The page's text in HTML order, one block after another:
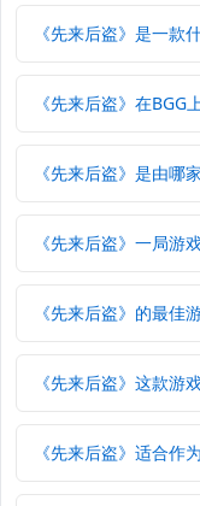
《先来后盗》是一款
《先来后盗》在BGG
《先来后盗》是由哪
《先来后盗》一局游
《先来后盗》的最佳
《先来后盗》这款游
《先来后盗》适合作